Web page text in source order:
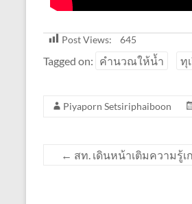
Post Views: 645
Tagged on: คำนวณให้น้ำ ทุ
Piyaporn Setsiriphaiboon
← สท. เดินหน้าเติมความรู้